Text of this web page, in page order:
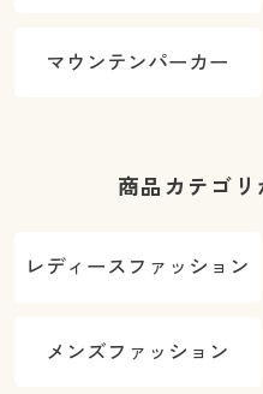
マウンテンパーカー
商品カテゴ
レディースファッション
メンズファッション